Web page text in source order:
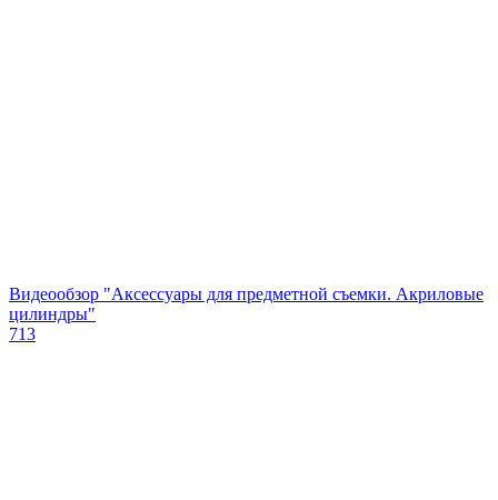
Видеообзор "Аксессуары для предметной съемки. Акриловые
цилиндры"
713